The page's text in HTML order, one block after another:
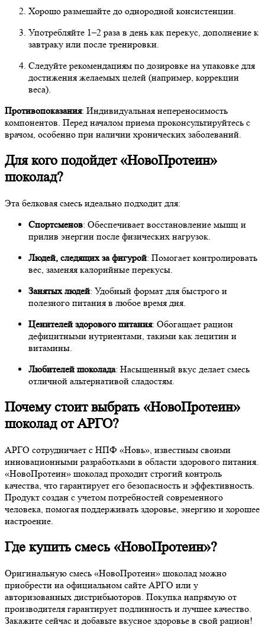
Хорошо размешайте до однородной консистенции.
Употребляйте 1–2 раза в день как перекус, дополнение к
завтраку или после тренировки.
Следуйте рекомендациям по дозировке на упаковке для
достижения желаемых целей (например, коррекции
веса).
Противопоказания: Индивидуальная непереносимость
компонентов. Перед началом приема проконсультируйтесь с
врачом, особенно при наличии хронических заболеваний.
Для кого подойдет «НовоПротеин»
шоколад?
Эта белковая смесь идеально подходит для:
Спортсменов: Обеспечивает восстановление мышц и
прилив энергии после физических нагрузок.
Людей, следящих за фигурой: Помогает контролировать
вес, заменяя калорийные перекусы.
Занятых людей: Удобный формат для быстрого и
полезного питания в любое время дня.
Ценителей здорового питания: Обогащает рацион
дефицитными нутриентами, такими как лецитин и
витамины.
Любителей шоколада: Насыщенный вкус делает смесь
отличной альтернативой сладостям.
Почему стоит выбрать «НовоПротеин»
шоколад от АРГО?
АРГО сотрудничает с НПФ «Новь», известным своими
инновационными разработками в области здорового питания.
«НовоПротеин» шоколад проходит строгий контроль
качества, что гарантирует его безопасность и эффективность.
Продукт создан с учетом потребностей современного
человека, помогая поддерживать здоровье, энергию и хорошее
настроение.
Где купить смесь «НовоПротеин»?
Оригинальную смесь «НовоПротеин» шоколад можно
приобрести на официальном сайте АРГО или у
авторизованных дистрибьюторов. Покупка напрямую от
производителя гарантирует подлинность и лучшее качество.
Закажите сейчас и добавьте вкусное здоровье в свой рацион!